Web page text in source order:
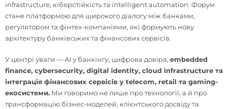
infrastructure, кіберстійкість та intelligent automation. Форум
стане платформою для широкого діалогу між банками,
регулятором та фінтех-компаніями, які формують нову
архітектуру банківських та фінансових сервісів.
У центрі уваги — AI у банкінгу, цифрова довіра, embedded
finance, cybersecurity, digital identity, cloud infrastructure та
інтеграція фінансових сервісів у telecom, retail та gaming-
екосистеми. Ми говоримо не лише про технології, а й про
трансформацію бізнес-моделей, клієнтського досвіду та